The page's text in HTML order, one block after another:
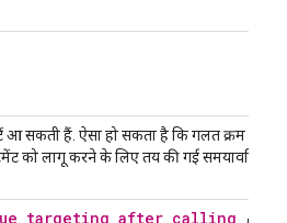
सकती हैं. ऐसा हो सकता है कि गलत क्रम में लगाए
को लागू करने के लिए तय की गई समयावधि की
targeting after calling